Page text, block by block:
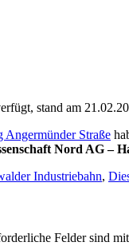
stand am
Angermünder Straße
Nord AG –
Industriebahn,
Felder sind mit